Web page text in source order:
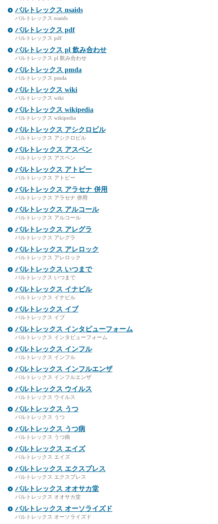
バルトレックス nsaids
バルトレックス nsaids
バルトレックス pdf
バルトレックス pdf
バルトレックス pl 飲み合わせ
バルトレックス pl 飲み合わせ
バルトレックス pmda
バルトレックス pmda
バルトレックス wiki
バルトレックス wiki
バルトレックス wikipedia
バルトレックス wikipedia
バルトレックス アシクロビル
バルトレックス アシクロビル
バルトレックス アスペン
バルトレックス アスペン
バルトレックス アトピー
バルトレックス アトピー
バルトレックス アラセナ 併用
バルトレックス アラセナ 併用
バルトレックス アルコール
バルトレックス アルコール
バルトレックス アレグラ
バルトレックス アレグラ
バルトレックス アレロック
バルトレックス アレロック
バルトレックス いつまで
バルトレックス いつまで
バルトレックス イナビル
バルトレックス イナビル
バルトレックス イブ
バルトレックス イブ
バルトレックス インタビューフォーム
バルトレックス インタビューフォーム
バルトレックス インフル
バルトレックス インフル
バルトレックス インフルエンザ
バルトレックス インフルエンザ
バルトレックス ウイルス
バルトレックス ウイルス
バルトレックス うつ
バルトレックス うつ
バルトレックス うつ病
バルトレックス うつ病
バルトレックス エイズ
バルトレックス エイズ
バルトレックス エクスプレス
バルトレックス エクスプレス
バルトレックス オオサカ堂
バルトレックス オオサカ堂
バルトレックス オーソライズド
バルトレックス オーソライズド